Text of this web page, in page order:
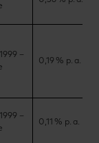
–
0,19 % p. a.
–
0,11 % p. a.